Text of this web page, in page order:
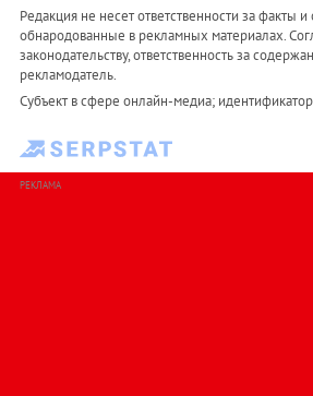
Редакция не несет ответственности за факты
обнародованные в рекламных материалах.
законодательству, ответственность за
рекламодатель.
Субъект в сфере онлайн-медиа;
РЕКЛАМА